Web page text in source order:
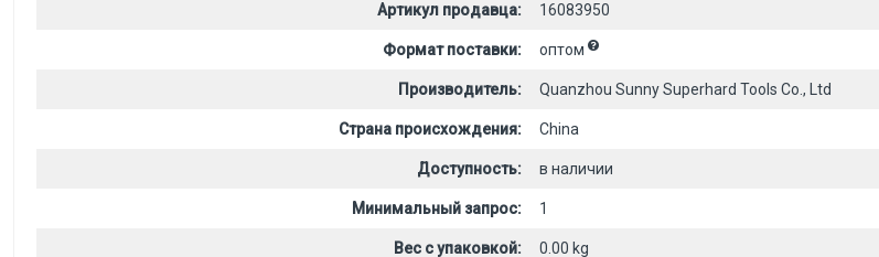
Артикул продавца: 16083950
Формат поставки: оптом
Производитель: Quanzhou Sunny Superhard Tools Co., Ltd
Страна происхождения: China
Доступность: в наличии
Минимальный запрос: 1
Вес с упаковкой: 0.00 kg